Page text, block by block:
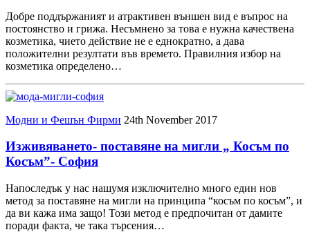
Добре поддържаният и атрактивен външен вид е въпрос на
постоянство и грижа. Несъмнено за това е нужна качествена
козметика, чието действие не е еднократно, а дава
положителни резултати във времето. Правилния избор на
козметика определено…
Модни и Фешън Фирми 24th November 2017
Изживяването- поставяне на мигли „ Косъм по
Косъм”- София
Напоследък у нас нашумя изключително много един нов
метод за поставяне на мигли на принципа “косъм по косъм”, и
да ви кажа има защо! Този метод е предпочитан от дамите
поради факта, че така търсения…